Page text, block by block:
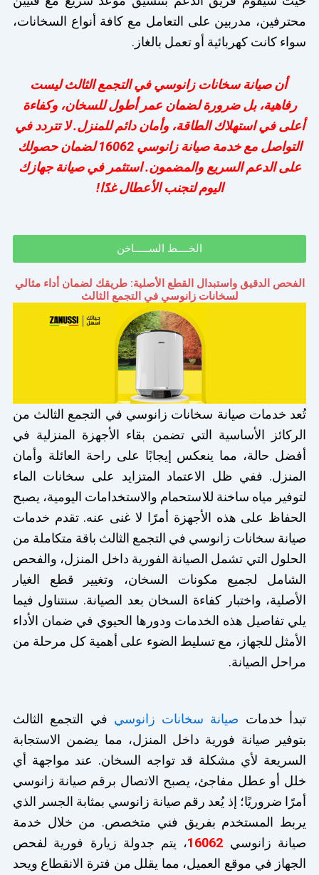
محترفين، مدربين على التعامل مع كافة أنواع السخانات،
سواء كانت كهربائية أو تعمل بالغاز.
أن صيانة سخانات زانوسي في التجمع الثالث ليست
رفاهية، بل ضرورة لضمان عمر أطول للسخان، وكفاءة
أعلى في استهلاك الطاقة، وأمان دائم للمنزل. لا تتردد في
التواصل مع خدمة صيانة زانوسي 16062 لضمان حصولك
على الدعم السريع والمضمون. استثمر في صيانة جهازك
اليوم لتجنب الأعطال غدًا!
الخــــط الســـــاخن
الفحص الدقيق واستبدال القطع الأصلية: طريقك لضمان أداء مثالي
لسخانات زانوسي في التجمع الثالث
تُعد خدمات صيانة سخانات زانوسي في التجمع الثالث من
الركائز الأساسية التي تضمن بقاء الأجهزة المنزلية في
أفضل حالة، مما ينعكس إيجابًا على راحة العائلة وأمان
المنزل. ففي ظل الاعتماد المتزايد على سخانات الماء
لتوفير مياه ساخنة للاستحمام والاستخدامات اليومية، يصبح
الحفاظ على هذه الأجهزة أمرًا لا غنى عنه. تقدم خدمات
صيانة سخانات زانوسي في التجمع الثالث باقة متكاملة من
الحلول التي تشمل الصيانة الفورية داخل المنزل، والفحص
الشامل لجميع مكونات السخان، وتغيير قطع الغيار
الأصلية، واختبار كفاءة السخان بعد الصيانة. سنتناول فيما
يلي تفاصيل هذه الخدمات ودورها الحيوي في ضمان الأداء
الأمثل للجهاز، مع تسليط الضوء على أهمية كل مرحلة من
مراحل الصيانة.
تبدأ خدمات صيانة سخانات زانوسي في التجمع الثالث
بتوفير صيانة فورية داخل المنزل، مما يضمن الاستجابة
السريعة لأي مشكلة قد تواجه السخان. عند مواجهة أي
خلل أو عطل مفاجئ، يصبح الاتصال برقم صيانة زانوسي
أمرًا ضروريًا؛ إذ يُعد رقم صيانة زانوسي بمثابة الجسر الذي
يربط المستخدم بفريق فني متخصص. من خلال خدمة
صيانة زانوسي 16062، يتم جدولة زيارة فورية لفحص
الجهاز في موقع العميل، مما يقلل من فترة الانقطاع ويحد